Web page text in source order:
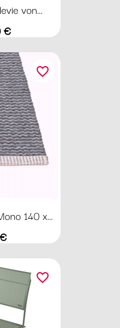
von...
€
140 x...
favorite_border
favorite_border